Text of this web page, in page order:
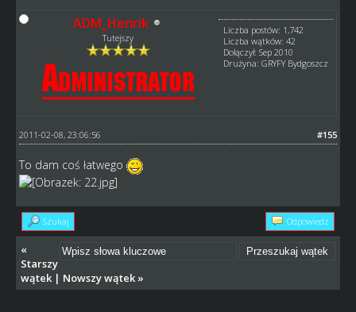
ADM_Henrik
Tutejszy
Liczba postów: 1,742
Liczba wątków: 42
Dołączył: Sep 2010
Drużyna: GRYFY Bydgoszcz
#155
2011-02-08, 23:06:56
To dam coś łatwego
Szukaj Odpowiedz
«
Starszy
wątek| Nowszy wątek»